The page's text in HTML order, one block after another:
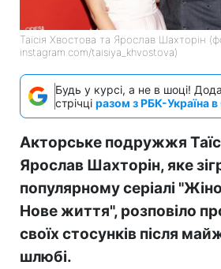
Таїсія Хвостова та Ярослав Шахторін
instagram.com/taisiya_khvostova)
Будь у курсі, а не в шоці!
стрічці разом з РБК-Україна
Акторське подружжя
Ярослав Шахторін, яке
популярному серіалі
Нове життя", розповіло
своїх стосунків після
шлюбі.